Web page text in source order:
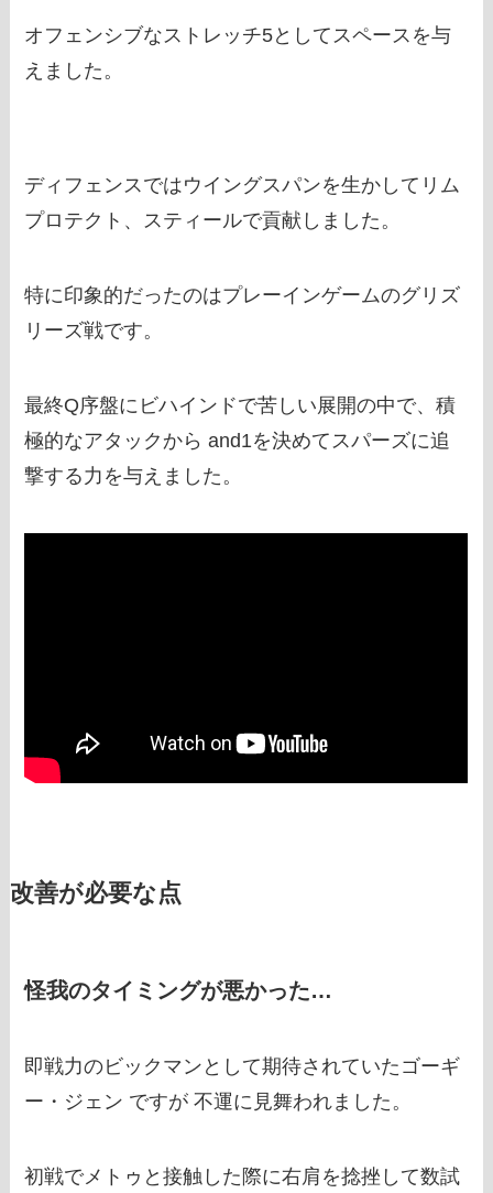
オフェンシブなストレッチ5としてスペースを与
えました。
ディフェンスではウイングスパンを生かしてリム
プロテクト、スティールで貢献しました。
特に印象的だったのはプレーインゲームのグリズ
リーズ戦です。
最終Q序盤にビハインドで苦しい展開の中で、積
極的なアタックから and1を決めてスパーズに追
撃する力を与えました。
改善が必要な点
怪我のタイミングが悪かった…
即戦力のビックマンとして期待されていたゴーギ
ー・ジェン ですが 不運に見舞われました。
初戦でメトゥと接触した際に右肩を捻挫して数試